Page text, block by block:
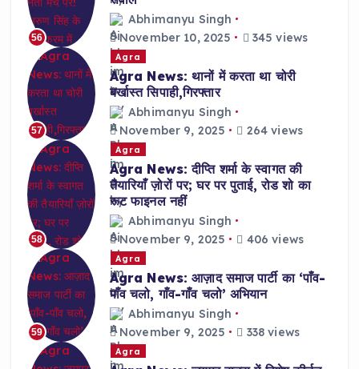
56
Abhimanyu Singh
November 10, 2025
345 views
57
Agra
Agra News: थानों में करता था चोरी
बर्खास्त सिपाही,गिरफ्तार
Abhimanyu Singh
November 9, 2025
264 views
58
Agra
Agra News: दीप्ति शर्मा के स्वागत की
तैयारियाँ ज़ोरों पर; घर पर पुताई, रोड शो का
रूट फाइनल नहीं
Abhimanyu Singh
November 9, 2025
406 views
59
Agra
Agra News: आज़ाद समाज पार्टी का ‘पाँव-
पाँव चलो, गाँव-गाँव चलो’ अभियान
Abhimanyu Singh
November 9, 2025
338 views
Agra